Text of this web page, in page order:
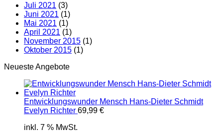
Juli 2021 (3)
Juni 2021 (1)
Mai 2021 (1)
April 2021 (1)
November 2015 (1)
Oktober 2015 (1)
Neueste Angebote
Entwicklungswunder Mensch Hans-Dieter Schmidt
Evelyn Richter 69,99 €
inkl. 7 % MwSt.